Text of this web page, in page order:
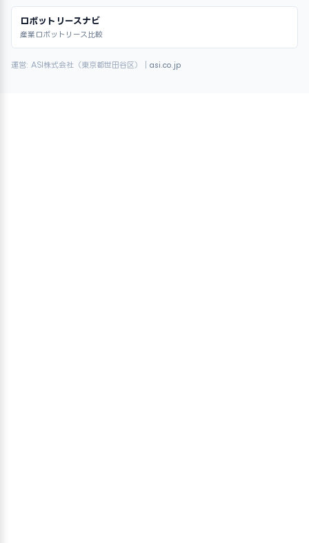
ロボットリースナビ
産業ロボットリース比較
運営: ASI株式会社（東京都世田谷区）｜ asi.co.jp